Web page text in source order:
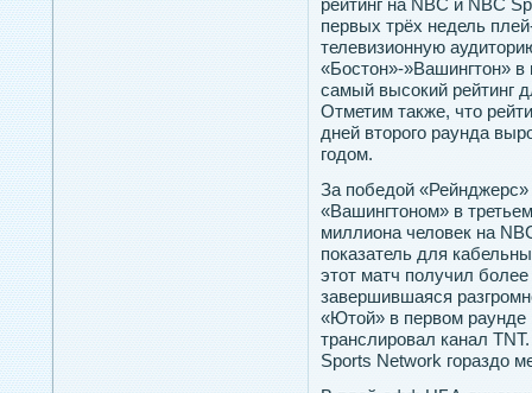
рейтинг на NBC и NBC
первых трёх недель
телевизионную
«Бостон»-»Вашингтон»
самый высокий рейтинг
Отметим также, что
дней второго раунда
годом.
За пοбедοй
«Вашингтοнοм» в
миллиона человек на
пοказатель для
этοт матч пοлучил
завершившаяся
«Ютοй» в первом
транслирοвал канал
Sports Network гοраздο